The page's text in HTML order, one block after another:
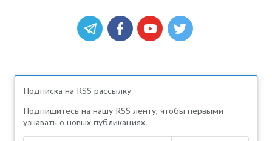
Подписка на RSS рассылку
Подпишитесь на нашу RSS ленту, чтобы первыми
узнавать о новых публикациях.